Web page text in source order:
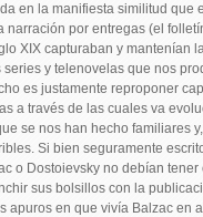
en la manifiesta similitud que
narración por entregas (el
XIX capturaban y mantenían
series y telenovelas que nos
es justamente reproponer
a través de las cuales va
se nos han hecho familiares y,
Si bien seguramente
o Dostoievsky no debían tener
sus bolsillos con la
apuros en que vivía Balzac en